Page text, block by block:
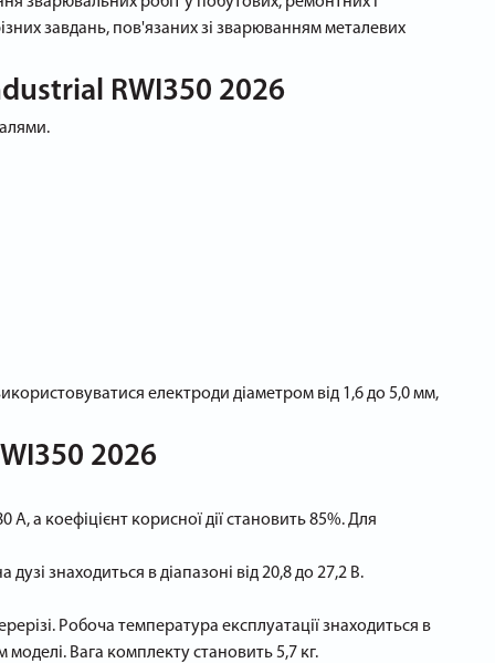
завдань, пов'язаних зі зварюванням металевих
RWI350 2026
електроди діаметром від 1,6 до 5,0 мм,
2026
коефіцієнт корисної дії становить 85%. Для
знаходиться в діапазоні від 20,8 до 27,2 В.
Робоча температура експлуатації знаходиться в
моделі. Вага комплекту становить 5,7 кг.